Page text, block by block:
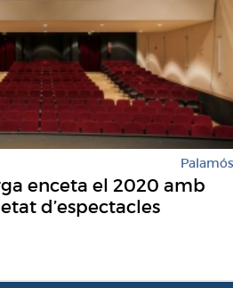
Palamós
enceta el 2020 amb
d’espectacles